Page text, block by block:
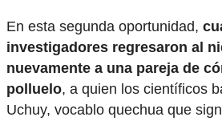
En esta segunda oportunidad,
investigadores regresaron al
nuevamente a una pareja de
polluelo, a quien los científicos
Uchuy, vocablo quechua que